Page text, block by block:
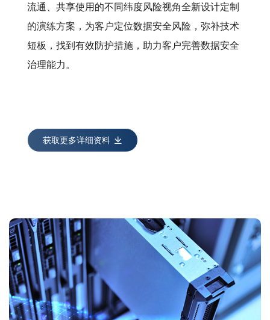
流通、共享使用的不同纬度风险视角全新设计定制
的演练方案，为客户定位数据安全风险，弥补技术
短板，找到有效防护措施，助力客户完善数据安全
治理能力。
获取更多详细资料